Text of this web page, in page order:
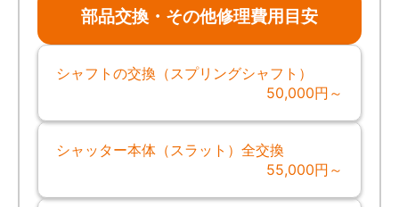
部品交換・その他修理費用目安
シャフトの交換（スプリングシャフト）
50,000円～
シャッター本体（スラット）全交換
55,000円～